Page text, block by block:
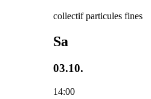
collectif particules fines
Sa
03.10.
14:00